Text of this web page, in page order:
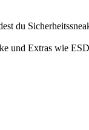
du
und Extras wie